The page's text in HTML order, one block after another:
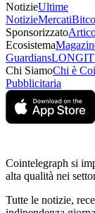
NotizieUltime
NotizieMercati
Sponsorizzato
Ecosistema
Guardians
Chi SiamoChi è
Pubblicitaria
Cointelegraph si
alta qualità nei
Tutte le notizie,